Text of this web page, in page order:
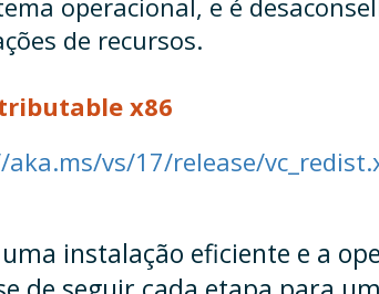
operacional, e é
de recursos.
x86
aka.ms/vs/17/release/
instalação eficiente e a